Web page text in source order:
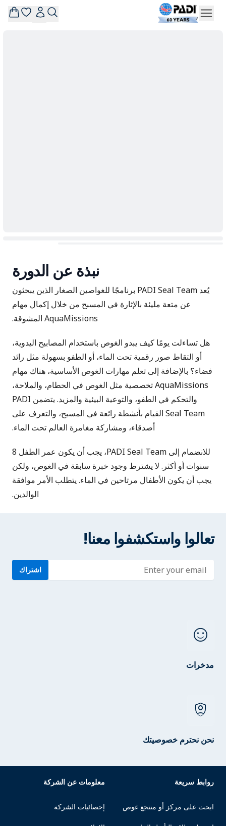
نبذة عن الدورة
يُعد PADI Seal Team برنامجًا للغواصين الصغار الذين يبحثون
عن متعة مليئة بالإثارة في المسبح من خلال إكمال مهام
AquaMissions المشوقة.
هل تساءلت يومًا كيف يبدو الغوص باستخدام المصابيح اليدوية،
أو التقاط صور رقمية تحت الماء، أو الطفو بسهولة مثل رائد
فضاء؟ بالإضافة إلى تعلم مهارات الغوص الأساسية، هناك مهام
AquaMissions تخصصية مثل الغوص في الحطام، والملاحة،
والتحكم في الطفو، والتوعية البيئية والمزيد. يتضمن PADI
Seal Team القيام بأنشطة رائعة في المسبح، والتعرف على
أصدقاء، ومشاركة مغامرة العالم تحت الماء.
للانضمام إلى PADI Seal Team، يجب أن يكون عمر الطفل 8
سنوات أو أكثر. لا يشترط وجود خبرة سابقة في الغوص، ولكن
يجب أن يكون الأطفال مرتاحين في الماء. يتطلب الأمر موافقة
الوالدين.
تعالوا واستكشفوا معنا!
Enter address اشتراك
sentiment_satisfied
مدخرات
shield_person
نحن نحترم خصوصيتك
روابط سريعة
ابحث على مركز أو منتجع غوص
معلومات عن الشركة
إحصائيات الشركة